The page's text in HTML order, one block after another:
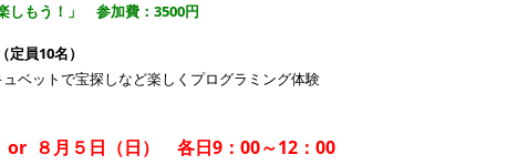
しもう！」 参加費：3500円
員10名）
ュベットで宝探しなど楽しくプログラミング体験
or ８月５日（日） 各日9：00～12：00